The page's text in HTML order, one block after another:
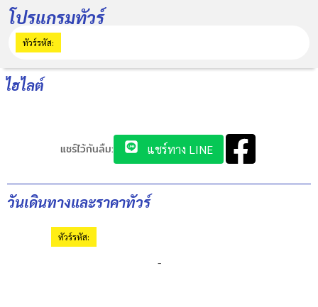
โปรแกรมทัวร์
ทัวร์รหัส:
ไฮไลต์
แชร์ไว้กันลืม: แชร์ทาง LINE
วันเดินทางและราคาทัวร์
ทัวร์รหัส:
-